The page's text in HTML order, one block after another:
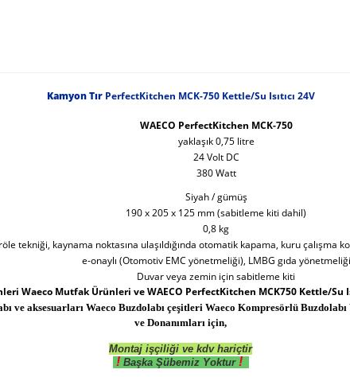
Kamyon TırPerfectKitchen MCK-750 Kettle/Su Isıtıcı 24V
WAECO PerfectKitchen MCK-750
yaklaşık 0,75 litre
24 Volt DC
380 Watt
Siyah / gümüş
190 x 205 x 125 mm (sabitleme kiti dahil)
0,8 kg
tekniği, kaynama noktasına ulaşıldığında otomatik kapama, kuru çalışma
e-onaylı (Otomotiv EMC yönetmeliği), LMBG gıda yönetmeliği
Duvar veya zemin için sabitleme kiti
Waeco Mutfak Ürünleri ve WAECO PerfectKitchen MCK750 Kettle/Su
ve aksesuarları Waeco Buzdolabı çeşitleri Waeco Kompresörlü Buzdolabı
ve Donanımları için,
Montaj işçiliği ve kdv hariçtir
! Başka Şübemiz Yoktur !